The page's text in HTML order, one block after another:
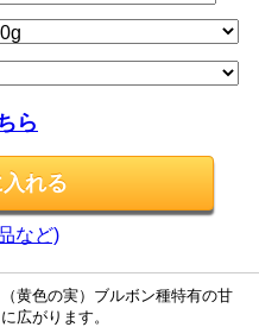
ら
など)
黄色の実）ブルボン種特有の甘
広がります。